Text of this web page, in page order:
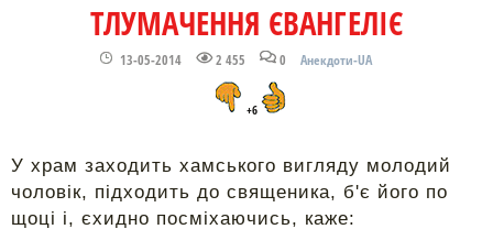
ТЛУМАЧЕННЯ ЄВАНГЕЛІЄ
13-05-2014 2 455 0 Анекдоти-UA
+6
У храм заходить хамського вигляду молодий
чоловік, підходить до священика, б'є його по
щоці і, єхидно посміхаючись, каже: